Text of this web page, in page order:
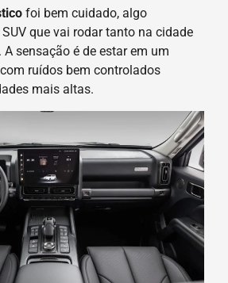
foi bem cuidado, algo
que vai rodar tanto na cidade
sensação é de estar em um
ruídos bem controlados
mais altas.